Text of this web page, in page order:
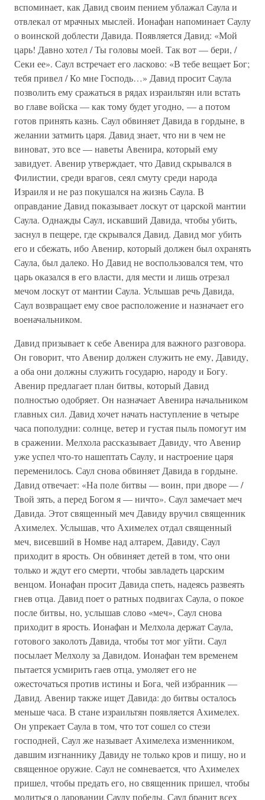
вспоминает, как Давид своим пением ублажал Саула и
отвлекал от мрачных мыслей. Ионафан напоминает Саулу
о воинской доблести Давида. Появляется Давид: «Мой
царь! Давно хотел / Ты головы моей. Так вот — бери, /
Секи ее». Саул встречает его ласково: «В тебе вещает Бог;
тебя привел / Ко мне Господь…» Давид просит Саула
позволить ему сражаться в рядах израильтян или встать
во главе войска — как тому будет угодно, — а потом
готов принять казнь. Саул обвиняет Давида в гордыне, в
желании затмить царя. Давид знает, что ни в чем не
виноват, это все — наветы Авенира, который ему
завидует. Авенир утверждает, что Давид скрывался в
Филистии, среди врагов, сеял смуту среди народа
Израиля и не раз покушался на жизнь Саула. В
оправдание Давид показывает лоскут от царской мантии
Саула. Однажды Саул, искавший Давида, чтобы убить,
заснул в пещере, где скрывался Давид. Давид мог убить
его и сбежать, ибо Авенир, который должен был охранять
Саула, был далеко. Но Давид не воспользовался тем, что
царь оказался в его власти, для мести и лишь отрезал
мечом лоскут от мантии Саула. Услышав речь Давида,
Саул возвращает ему свое расположение и назначает его
военачальником.
Давид призывает к себе Авенира для важного разговора.
Он говорит, что Авенир должен служить не ему, Давиду,
а оба они должны служить государю, народу и Богу.
Авенир предлагает план битвы, который Давид
полностью одобряет. Он назначает Авенира начальником
главных сил. Давид хочет начать наступление в четыре
часа пополудни: солнце, ветер и густая пыль помогут им
в сражении. Мелхола рассказывает Давиду, что Авенир
уже успел что-то нашептать Саулу, и настроение царя
переменилось. Саул снова обвиняет Давида в гордыне.
Давид отвечает: «На поле битвы — воин, при дворе — /
Твой зять, а перед Богом я — ничто». Саул замечает меч
Давида. Этот священный меч Давиду вручил священник
Ахимелех. Услышав, что Ахимелех отдал священный
меч, висевший в Номве над алтарем, Давиду, Саул
приходит в ярость. Он обвиняет детей в том, что они
только и ждут его смерти, чтобы завладеть царским
венцом. Ионафан просит Давида спеть, надеясь развеять
гнев отца. Давид поет о ратных подвигах Саула, о покое
после битвы, но, услышав слово «меч», Саул снова
приходит в ярость. Ионафан и Мелхола держат Саула,
готового заколоть Давида, чтобы тот мог уйти. Саул
посылает Мелхолу за Давидом. Ионафан тем временем
пытается усмирить гаев отца, умоляет его не
ожесточаться против истины и Бога, чей избранник —
Давид. Авенир также ищет Давида: до битвы осталось
меньше часа. В стане израильтян появляется Ахимелех.
Он упрекает Саула в том, что тот сошел со стези
господней, Саул же называет Ахимелеха изменником,
давшим изгнаннику Давиду не только кров и пишу, но и
священное оружие. Саул не сомневается, что Ахимелех
пришел, чтобы предать его, но священник пришел, чтобы
молиться о даровании Саулу победы. Саул бранит всех